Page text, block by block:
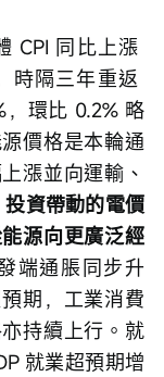
CPI 同比上漲
時隔三年重返
環比 0.2% 略
價格是本輪通
漲並向運輸、
資帶動的電價
源向更廣泛經
端通脹同步升
期，工業消費
持續上行。就
就業超預期增